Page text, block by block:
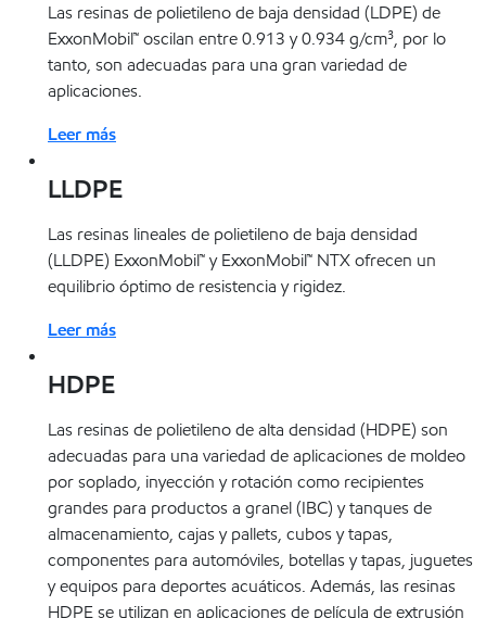
Las resinas de polietileno de baja densidad (LDPE) de
ExxonMobil™ oscilan entre 0.913 y 0.934 g/cm³, por lo
tanto, son adecuadas para una gran variedad de
aplicaciones.
Leer más
LLDPE
Las resinas lineales de polietileno de baja densidad
(LLDPE) ExxonMobil™ y ExxonMobil™ NTX ofrecen un
equilibrio óptimo de resistencia y rigidez.
Leer más
HDPE
Las resinas de polietileno de alta densidad (HDPE) son
adecuadas para una variedad de aplicaciones de moldeo
por soplado, inyección y rotación como recipientes
grandes para productos a granel (IBC) y tanques de
almacenamiento, cajas y pallets, cubos y tapas,
componentes para automóviles, botellas y tapas, juguetes
y equipos para deportes acuáticos. Además, las resinas
HDPE se utilizan en aplicaciones de película de extrusión